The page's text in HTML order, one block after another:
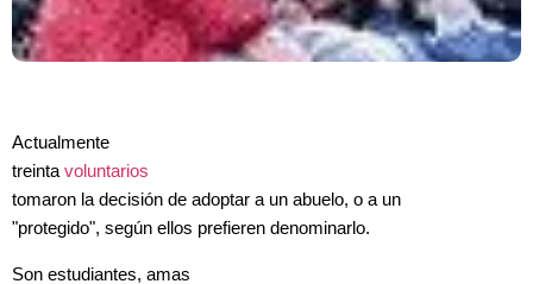
Actualmente
treinta voluntarios
tomaron la decisión de adoptar a un abuelo, o a un
"protegido", según ellos prefieren denominarlo.
Son estudiantes, amas